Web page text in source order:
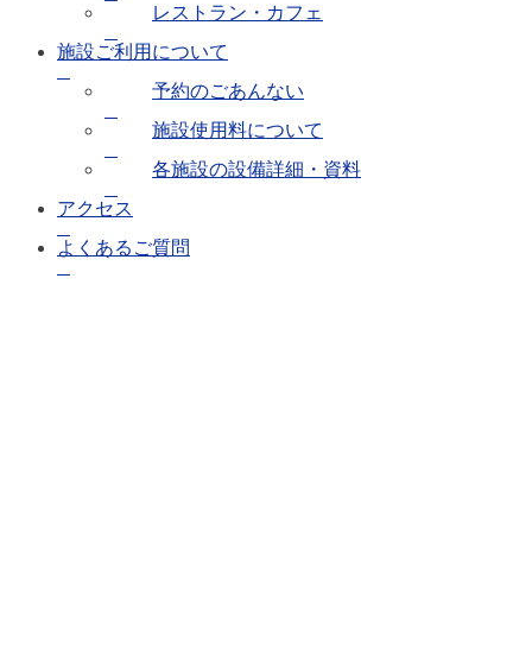
レストラン・カフェ
施設ご利用について
予約のごあんない
施設使用料について
各施設の設備詳細・資料
アクセス
よくあるご質問